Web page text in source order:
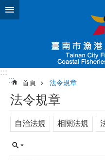
跳到主要內容區塊
:::
:::
首頁 法令規章
法令規章
自治法規 相關法規